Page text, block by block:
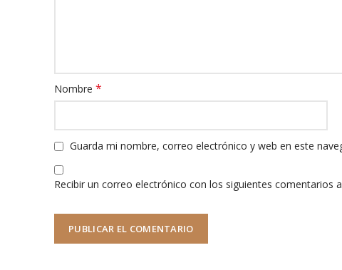
Nombre *
Guarda mi nombre, correo electrónico y web en este
Recibir un correo electrónico con los siguientes comentarios